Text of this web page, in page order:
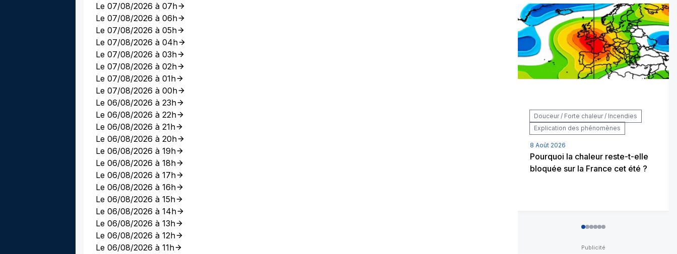
Le 07/08/2026 à 07h
Le 07/08/2026 à 06h
Le 07/08/2026 à 05h
Le 07/08/2026 à 04h
Le 07/08/2026 à 03h
Le 07/08/2026 à 02h
Le 07/08/2026 à 01h
Le 07/08/2026 à 00h
Le 06/08/2026 à 23h
Le 06/08/2026 à 22h
Le 06/08/2026 à 21h
Le 06/08/2026 à 20h
Le 06/08/2026 à 19h
Le 06/08/2026 à 18h
Le 06/08/2026 à 17h
Le 06/08/2026 à 16h
Le 06/08/2026 à 15h
Le 06/08/2026 à 14h
Le 06/08/2026 à 13h
Le 06/08/2026 à 12h
Le 06/08/2026 à 11h
Douceur / Forte chaleur / Incendies
Explication des phénomènes
8 Août 2026
Pourquoi la chaleur reste-t-elle
bloquée sur la France cet été ?
012345